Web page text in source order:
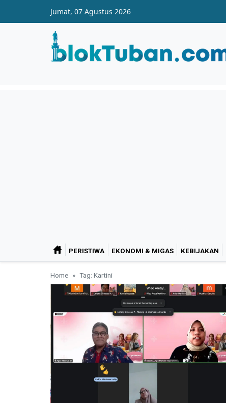
Jumat, 07 Agustus 2026
PERISTIWA EKONOMI & MIGAS KEBIJAKAN
Home Tag: Kartini